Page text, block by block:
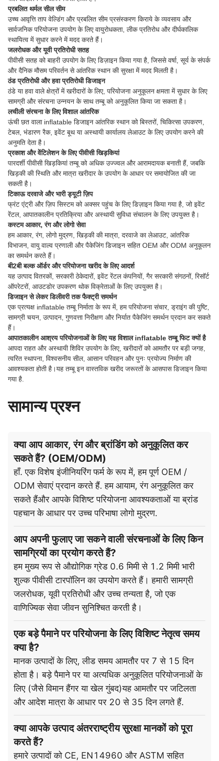
प्रबलित थर्मल सील सीम
उच्च आवृत्ति ताप वेल्डिंग और प्रबलित सीम प्रसंस्करण किराये के व्यवसाय और
सार्वजनिक परियोजना उपयोग के लिए वायुरोधकता, लीक प्रतिरोध और दीर्घकालिक
स्थायित्व में सुधार करने में मदद करते हैं।
जलरोधक और यूवी प्रतिरोधी सतह
पीवीसी सतह को बाहरी उपयोग के लिए डिज़ाइन किया गया है, जिससे वर्षा, सूर्य के संपर्क
और दैनिक मौसम परिवर्तन से आंतरिक स्थान की सुरक्षा में मदद मिलती है।
ठंड प्रतिरोधी और हवा प्रतिरोधी डिजाइन
ठंडे या हवा वाले क्षेत्रों में खरीदारों के लिए, परियोजना अनुकूलन क्षमता में सुधार के लिए
सामग्री और संरचना उन्नयन के साथ तम्बू को अनुकूलित किया जा सकता है।
लचीली संरचना के लिए विशाल आंतरिक
ऊंची छत वाला inflatable डिजाइन आंतरिक स्थान को बिस्तरों, चिकित्सा उपकरण,
टेबल, भंडारण रैक, इवेंट बूथ या अस्थायी कार्यालय लेआउट के लिए उपयोग करने की
अनुमति देता है।
प्रकाश और वेंटिलेशन के लिए पीवीसी खिड़कियां
पारदर्शी पीवीसी खिड़कियां तम्बू को अधिक उज्ज्वल और आरामदायक बनाती हैं, जबकि
खिड़की की स्थिति और मात्रा खरीदार के उपयोग के आधार पर समायोजित की जा
सकती है।
टिकाऊ दरवाजे और भारी ड्यूटी ज़िप
फ्रंट एंट्री और ज़िप सिस्टम को अक्सर पहुंच के लिए डिज़ाइन किया गया है, जो इवेंट
रेंटल, आपातकालीन प्रतिक्रिया और अस्थायी सुविधा संचालन के लिए उपयुक्त है।
कस्टम आकार, रंग और लोगो सेवा
हम आकार, रंग, लोगो मुद्रण, खिड़की की मात्रा, दरवाजे का लेआउट, आंतरिक
विभाजन, वायु वाल्व प्रणाली और पैकेजिंग डिजाइन सहित OEM और ODM अनुकूलन
का समर्थन करते हैं।
बी2बी बल्क ऑर्डर और परियोजना खरीद के लिए आदर्श
यह उत्पाद वितरकों, सरकारी ठेकेदारों, इवेंट रेंटल कंपनियों, गैर सरकारी संगठनों, रिसॉर्ट
ऑपरेटरों, आउटडोर उपकरण थोक विक्रेताओं के लिए उपयुक्त है।
डिजाइन से लेकर डिलीवरी तक फैक्ट्री समर्थन
एक प्रत्यक्ष inflatable तम्बू निर्माता के रूप में, हम परियोजना संचार, ड्राइंग की पुष्टि,
सामग्री चयन, उत्पादन, गुणवत्ता निरीक्षण और निर्यात पैकेजिंग समर्थन प्रदान कर सकते
हैं।
आपातकालीन आश्रय परियोजनाओं के लिए यह विशाल inflatable तम्बू फिट क्यों है
आपदा राहत और अस्थायी शिविर उपयोग के लिए, खरीदारों को आमतौर पर बड़ी जगह,
त्वरित स्थापना, विश्वसनीय सील, आसान परिवहन और पुनः प्रयोज्य निर्माण की
आवश्यकता होती है।यह तम्बू इन वास्तविक खरीद जरूरतों के आसपास डिजाइन किया
गया है.
सामान्य प्रश्न
क्या आप आकार, रंग और ब्रांडिंग को अनुकूलित कर
सकते हैं? (OEM/ODM)
हाँ. एक विशेष इंजीनियरिंग फर्म के रूप में, हम पूर्ण OEM /
ODM सेवाएं प्रदान करते हैं. हम आयाम, रंग अनुकूलित कर
सकते हैंऔर आपके विशिष्ट परियोजना आवश्यकताओं या ब्रांड
पहचान के आधार पर उच्च परिभाषा लोगो मुद्रण.
आप अपनी फुलाए जा सकने वाली संरचनाओं के लिए किन
सामग्रियों का प्रयोग करते हैं?
हम मुख्य रूप से औद्योगिक ग्रेड 0.6 मिमी से 1.2 मिमी भारी
शुल्क पीवीसी टारपॉलिन का उपयोग करते हैं। हमारी सामग्री
जलरोधक, यूवी प्रतिरोधी और उच्च तन्यता है, जो एक
वाणिज्यिक सेवा जीवन सुनिश्चित करती है।
एक बड़े पैमाने पर परियोजना के लिए विशिष्ट नेतृत्व समय
क्या है?
मानक उत्पादों के लिए, लीड समय आमतौर पर 7 से 15 दिन
होता है। बड़े पैमाने पर या अत्यधिक अनुकूलित परियोजनाओं के
लिए (जैसे विमान हैंगर या खेल गुंबद)यह आमतौर पर जटिलता
और आदेश मात्रा के आधार पर 20 से 35 दिन लगते हैं.
क्या आपके उत्पाद अंतरराष्ट्रीय सुरक्षा मानकों को पूरा
करते हैं?
हमारे उत्पादों को CE, EN14960 और ASTM सहित